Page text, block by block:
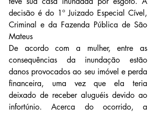
decisão é do 1º Juizado Especial Cível,
Criminal e da Fazenda Pública de São
Mateus
De acordo com a mulher, entre as
consequências da inundação estão
danos provocados ao seu imóvel e perda
financeira, uma vez que ela teria
deixado de receber aluguéis devido ao
infortúnio. Acerca do ocorrido, a